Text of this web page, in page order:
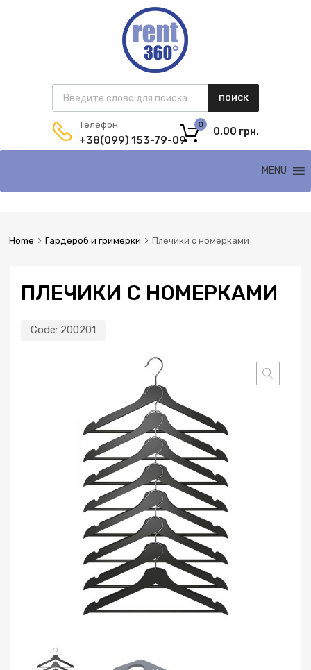
Поиск товаров ПОИСК
Телефон:
+38(099) 153-79-09
0.00 грн.
0
content
MENU
Home Гардероб и гримерки Плечики c номерками
ПЛЕЧИКИ C НОМЕРКАМИ
Code: 200201